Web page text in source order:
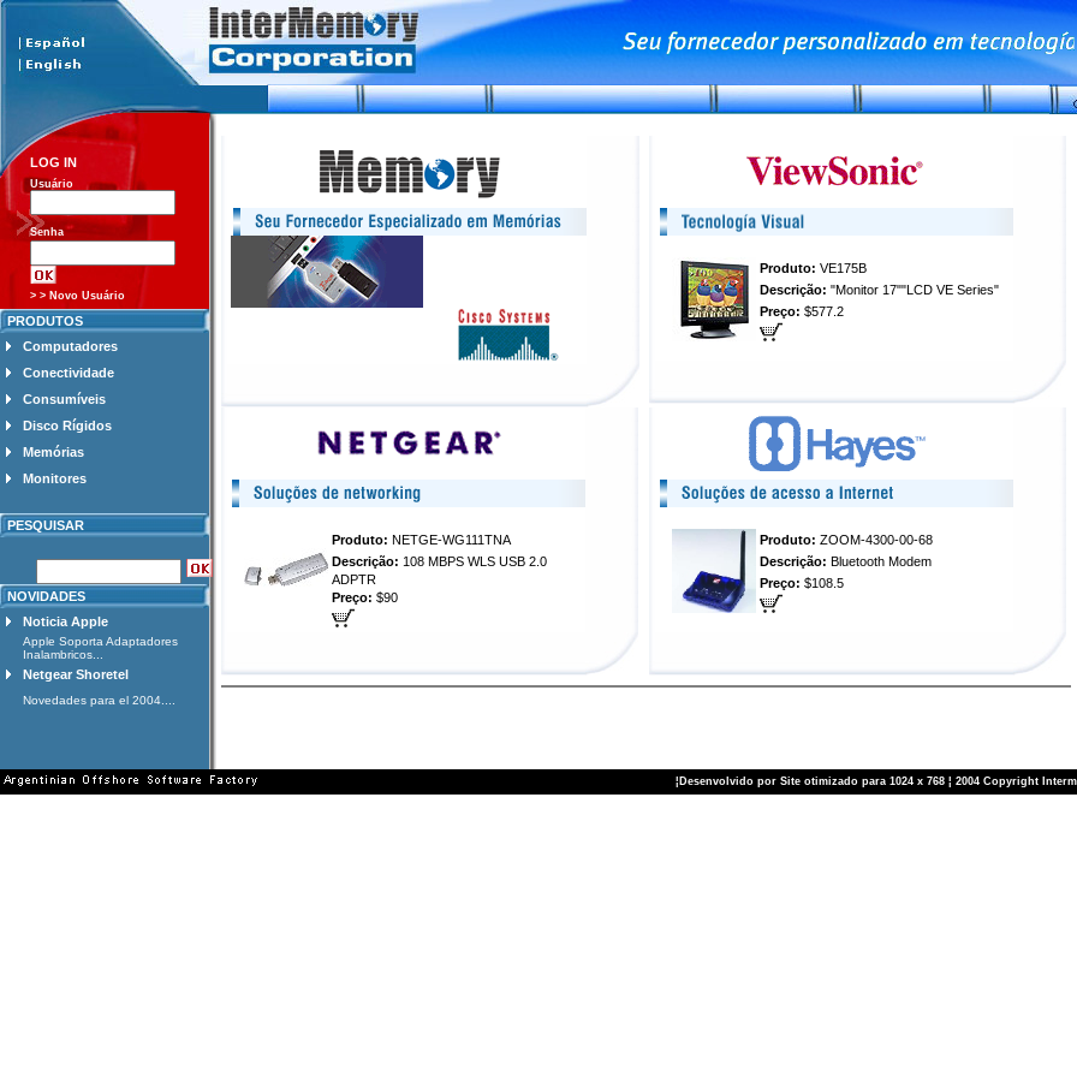
LOG IN
Usuário
Senha
> > Novo Usuário
PRODUTOS
Computadores
Conectividade
Consumíveis
Disco Rígidos
Memórias
Monitores
PESQUISAR
NOVIDADES
Noticia Apple
Apple Soporta Adaptadores
Inalambricos...
Netgear Shoretel
Novedades para el 2004....
Produto: VE175B
Descrição: "Monitor 17""LCD VE Series"
Preço: $577.2
Produto: NETGE-WG111TNA
Descrição: 108 MBPS WLS USB 2.0
ADPTR
Preço: $90
Produto: ZOOM-4300-00-68
Descrição: Bluetooth Modem
Preço: $108.5
¦Desenvolvido por Site otimizado para 1024 x 768 ¦ 2004 Copyright